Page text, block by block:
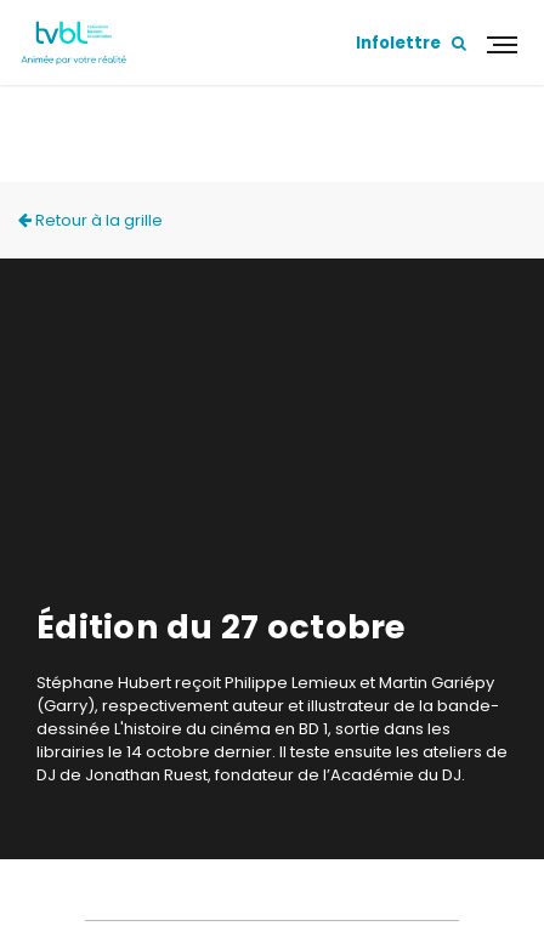
Infolettre
Retour à la grille
Édition du 27 octobre
Stéphane Hubert reçoit Philippe Lemieux et Martin Gariépy
(Garry), respectivement auteur et illustrateur de la bande-
dessinée L'histoire du cinéma en BD 1, sortie dans les
librairies le 14 octobre dernier. Il teste ensuite les ateliers de
DJ de Jonathan Ruest, fondateur de l’Académie du DJ.